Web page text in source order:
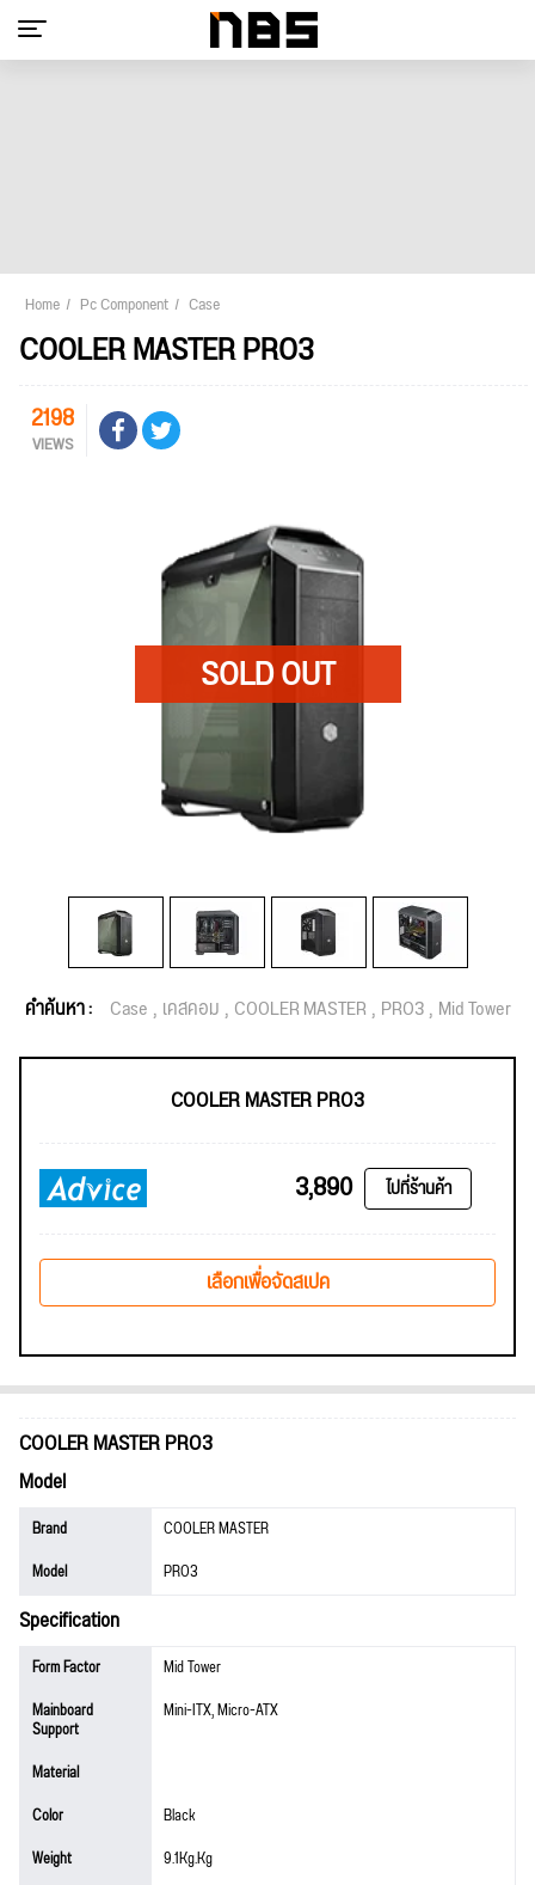
Home Pc Component Case
COOLER MASTER PRO3
2198
VIEWS
คำค้นหา : Case เคสคอม COOLER MASTER PRO3 Mid Tower
COOLER MASTER PRO3
3,890 ไปที่ร้านค้า
เลือกเพื่อจัดสเปค
COOLER MASTER PRO3
Model
Brand
COOLER MASTER
Model
PRO3
Specification
Form Factor
Mid Tower
Mainboard
Support
Mini-ITX, Micro-ATX
Material
Color
Black
Weight
9.1Kg.Kg